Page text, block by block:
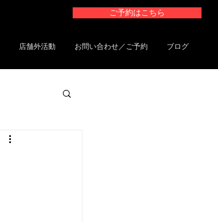
ご予約はこちら
店舗外活動 お問い合わせ／ご予約 ブログ